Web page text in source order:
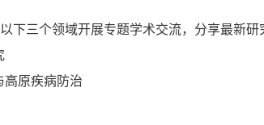
下三个领域开展专题学术交流，分享最新研
高原疾病防治